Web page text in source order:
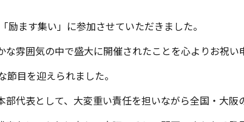
ます集い」に参加させていただきました。
雰囲気の中で盛大に開催されたことを心よりお祝い
目を迎えられました。
代表として、大変重い責任を担いながら全国・大阪